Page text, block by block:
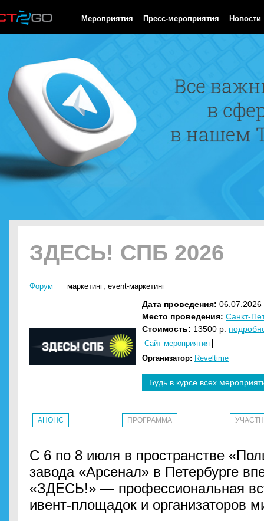
Мероприятия Пресс-мероприятия Новости
ЗДЕСЬ! СПБ 2026
Форум маркетинг, event-маркетинг
Дата проведения:
Место проведения: Санкт-
Стоимость: 13500 р.
Сайт мероприятия
Организатор: Reveltime
Будь в курсе всех
АНОНС ПРОГРАММА
С 6 по 8 июля в пространстве
завода «Арсенал» в Петербурге
«ЗДЕСЬ!» — профессиональная
ивент-площадок и организаторов